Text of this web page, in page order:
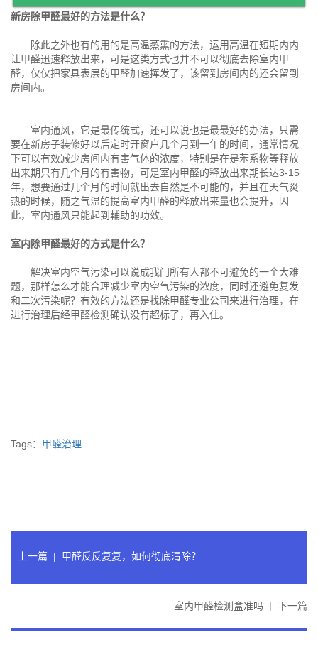
新房除甲醛最好的方法是什么？
除此之外也有的用的是高温蒸熏的方法，运用高温在短期内内
让甲醛迅速释放出来，可是这类方式也并不可以彻底去除室内甲
醛，仅仅把家具表层的甲醛加速挥发了，该留到房间内的还会留到
房间内。
室内通风，它是最传统式，还可以说也是最最好的办法，只需
要在新房子装修好以后定时开窗户几个月到一年的时间，通常情况
下可以有效减少房间内有害气体的浓度，特别是在是苯系物等释放
出来期只有几个月的有害物，可是室内甲醛的释放出来期长达3-15
年，想要通过几个月的时间就出去自然是不可能的，并且在天气炎
热的时候，随之气温的提高室内甲醛的释放出来量也会提升，因
此，室内通风只能起到輔助的功效。
室内除甲醛最好的方式是什么？
解决室内空气污染可以说成我门所有人都不可避免的一个大难
题，那样怎么才能合理减少室内空气污染的浓度，同时还避免复发
和二次污染呢？有效的方法还是找除甲醛专业公司来进行治理，在
进行治理后经甲醛检测确认没有超标了，再入住。
Tags： 甲醛治理
上一篇 | 甲醛反反复复，如何彻底清除？
室内甲醛检测盒准吗 | 下一篇